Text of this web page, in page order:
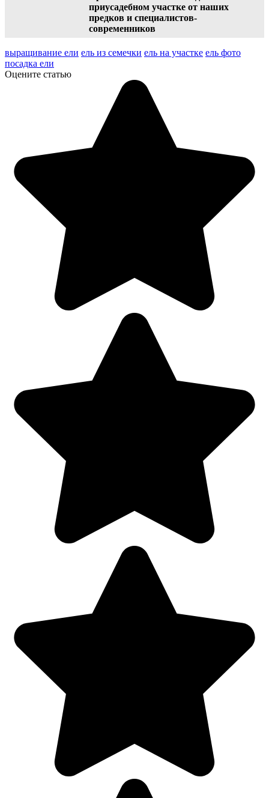
приусадебном участке от наших
предков и специалистов-
современников
выращивание ели ель из семечки ель на участке ель фото
посадка ели
Оцените статью